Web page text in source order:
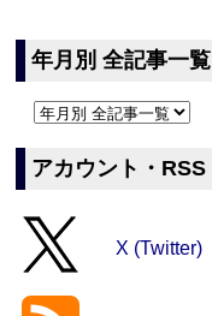
年月別 全記事一覧
アカウント・RSS
X (Twitter)